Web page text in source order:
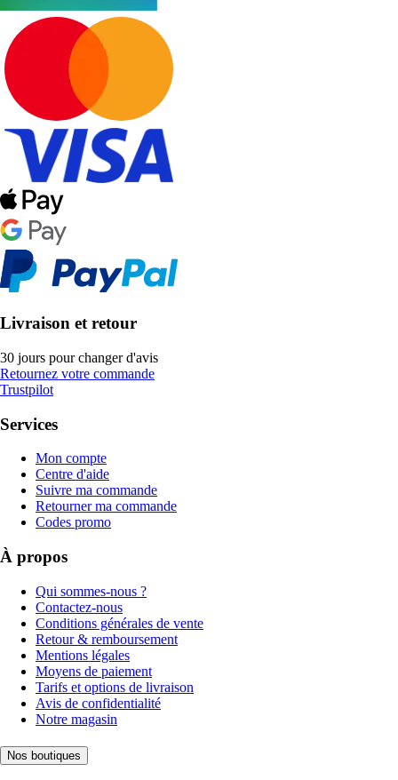
Livraison et retour
30 jours pour changer d'avis
Retournez votre commande
Trustpilot
Services
Mon compte
Centre d'aide
Suivre ma commande
Retourner ma commande
Codes promo
À propos
Qui sommes-nous ?
Contactez-nous
Conditions générales de vente
Retour & remboursement
Mentions légales
Moyens de paiement
Tarifs et options de livraison
Avis de confidentialité
Notre magasin
Nos boutiques